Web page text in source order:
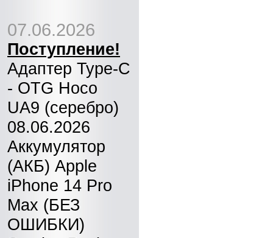
07.06.2026
Поступление!
Адаптер Type-C
- OTG Hoco
UA9 (серебро)
08.06.2026
Аккумулятор
(АКБ) Apple
iPhone 14 Pro
Max (БЕЗ
ОШИБКИ)